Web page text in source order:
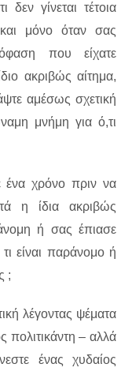
γίνεται τέτοια
και μόνο όταν σας
που είχατε
ακριβώς αίτημα,
αμέσως σχετική
μνήμη για ό,τι
ένα χρόνο πριν να
η ίδια ακριβώς
ή σας έπιασε
τι είναι παράνομο ή
;
λέγοντας ψέματα
πολιτικάντη – αλλά
ένας χυδαίος